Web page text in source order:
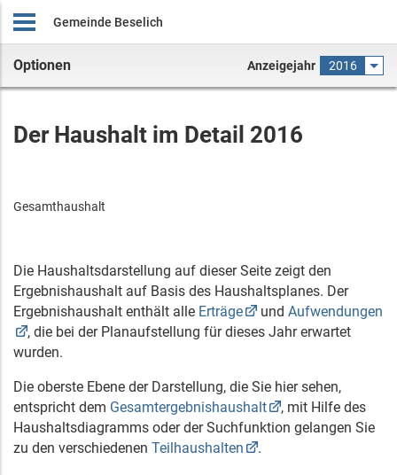
Gemeinde Beselich
Optionen Anzeigejahr 2016
Der Haushalt im Detail 2016
Gesamthaushalt
Die Haushaltsdarstellung auf dieser Seite zeigt den
Ergebnishaushalt auf Basis des Haushaltsplanes. Der
Ergebnishaushalt enthält alle Erträge und Aufwendungen
, die bei der Planaufstellung für dieses Jahr erwartet
wurden.
Die oberste Ebene der Darstellung, die Sie hier sehen,
entspricht dem Gesamtergebnishaushalt
, mit Hilfe des
Haushaltsdiagramms oder der Suchfunktion gelangen Sie
zu den verschiedenen Teilhaushalten .